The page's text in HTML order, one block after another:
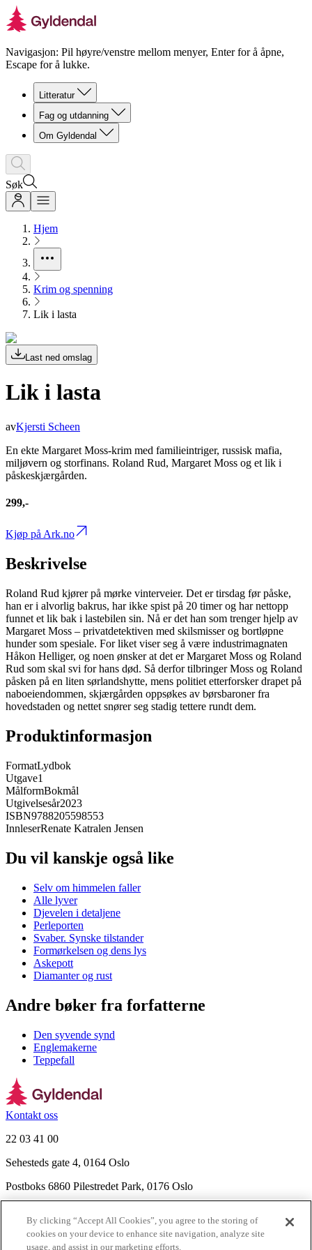
Navigasjon: Pil høyre/venstre mellom menyer, Enter for å åpne,
Escape for å lukke.
Litteratur
Fag og utdanning
Om Gyldendal
Søk
Hjem
Krim og spenning
Lik i lasta
Last ned omslag
Lik i lasta
avKjersti Scheen
En ekte Margaret Moss-krim med familieintriger, russisk mafia,
miljøvern og storfinans. Roland Rud, Margaret Moss og et lik i
påskeskjærgården.
299,-
Kjøp på Ark.no
Beskrivelse
Roland Rud kjører på mørke vinterveier. Det er tirsdag før påske,
han er i alvorlig bakrus, har ikke spist på 20 timer og har nettopp
funnet et lik bak i lastebilen sin. Nå er det han som trenger hjelp av
Margaret Moss – privatdetektiven med skilsmisser og bortløpne
hunder som spesiale. For liket viser seg å være industrimagnaten
Håkon Helliger, og noen ønsker at det er Margaret Moss og Roland
Rud som skal svi for hans død. Så derfor tilbringer Moss og Roland
påsken på en liten sørlandshytte, mens politiet etterforsker drapet på
naboeiendommen, skjærgården oppsøkes av børsbaroner fra
hovedstaden og nettet snører seg stadig tettere rundt dem.
Produktinformasjon
FormatLydbok
Utgave1
MålformBokmål
Utgivelsesår2023
ISBN9788205598553
InnleserRenate Katralen Jensen
Du vil kanskje også like
Selv om himmelen faller
Alle lyver
Djevelen i detaljene
Perleporten
Svaber. Synske tilstander
Formørkelsen og dens lys
Askepott
Diamanter og rust
Andre bøker fra forfatterne
Den syvende synd
Englemakerne
Teppefall
Kontakt oss
22 03 41 00
Sehesteds gate 4, 0164 Oslo
Postboks 6860 Pilestredet Park, 0176 Oslo
Nyhetsbrev
Ledige stillinger
By clicking “Accept All Cookies”, you agree to the storing of
cookies on your device to enhance site navigation, analyze site
usage, and assist in our marketing efforts.